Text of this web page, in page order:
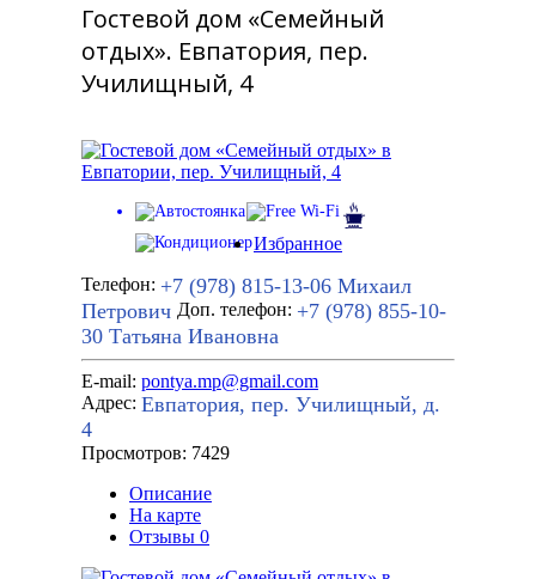
Гостевой дом «Семейный
отдых». Евпатория, пер.
Училищный, 4
Избранное
Телефон: +7 (978) 815-13-06 Михаил
Петрович Доп. телефон: +7 (978) 855-10-
30 Татьяна Ивановна
E-mail: pontya.mp@gmail.com
Адрес: Евпатория, пер. Училищный, д.
4
Просмотров: 7429
Описание
На карте
Отзывы 0